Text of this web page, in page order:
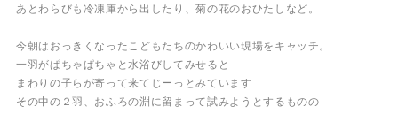
あとわらびも冷凍庫から出したり、菊の花のおひたしなど。
今朝はおっきくなったこどもたちのかわいい現場をキャッチ。
一羽がぱちゃぱちゃと水浴びしてみせると
まわりの子らが寄って来てじーっとみています
その中の２羽、おふろの淵に留まって試みようとするものの